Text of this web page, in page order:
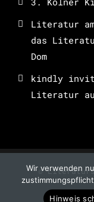
Literatur
das
Dom
kindly
Literatur
©
Wir verwenden
Hinweis